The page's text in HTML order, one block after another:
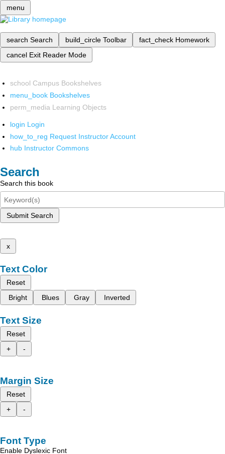
menu
search Search build_circle Toolbar fact_check Homework
cancel Exit Reader Mode
school Campus Bookshelves
menu_book Bookshelves
perm_media Learning Objects
login Login
how_to_reg Request Instructor Account
hub Instructor Commons
Search
Search this book
Submit Search
x
Text Color
Reset
Bright
Blues Gray Inverted
Text Size
Reset
+
-
Margin Size
Reset
+
-
Font Type
Enable Dyslexic Font